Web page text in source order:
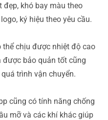
đẹp, khó bay màu theo
ký hiệu theo yêu cầu.
thể chịu được nhiệt độ cao
được bảo quản tốt cũng
trình vận chuyển.
cũng có tính năng chống
mỡ và các khí khác giúp